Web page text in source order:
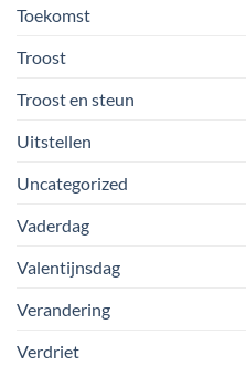
Toekomst
Troost
Troost en steun
Uitstellen
Uncategorized
Vaderdag
Valentijnsdag
Verandering
Verdriet